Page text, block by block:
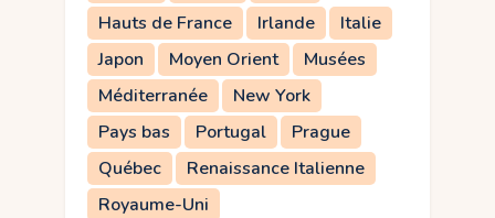
Hauts de France
Irlande
Italie
Japon
Moyen Orient
Musées
Méditerranée
New York
Pays bas
Portugal
Prague
Québec
Renaissance Italienne
Royaume-Uni